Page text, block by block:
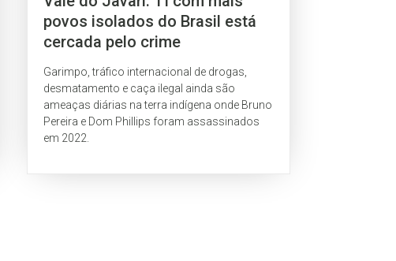
povos isolados do Brasil está
cercada pelo crime
Garimpo, tráfico internacional de drogas,
desmatamento e caça ilegal ainda são
ameaças diárias na terra indígena onde Bruno
Pereira e Dom Phillips foram assassinados
em 2022.